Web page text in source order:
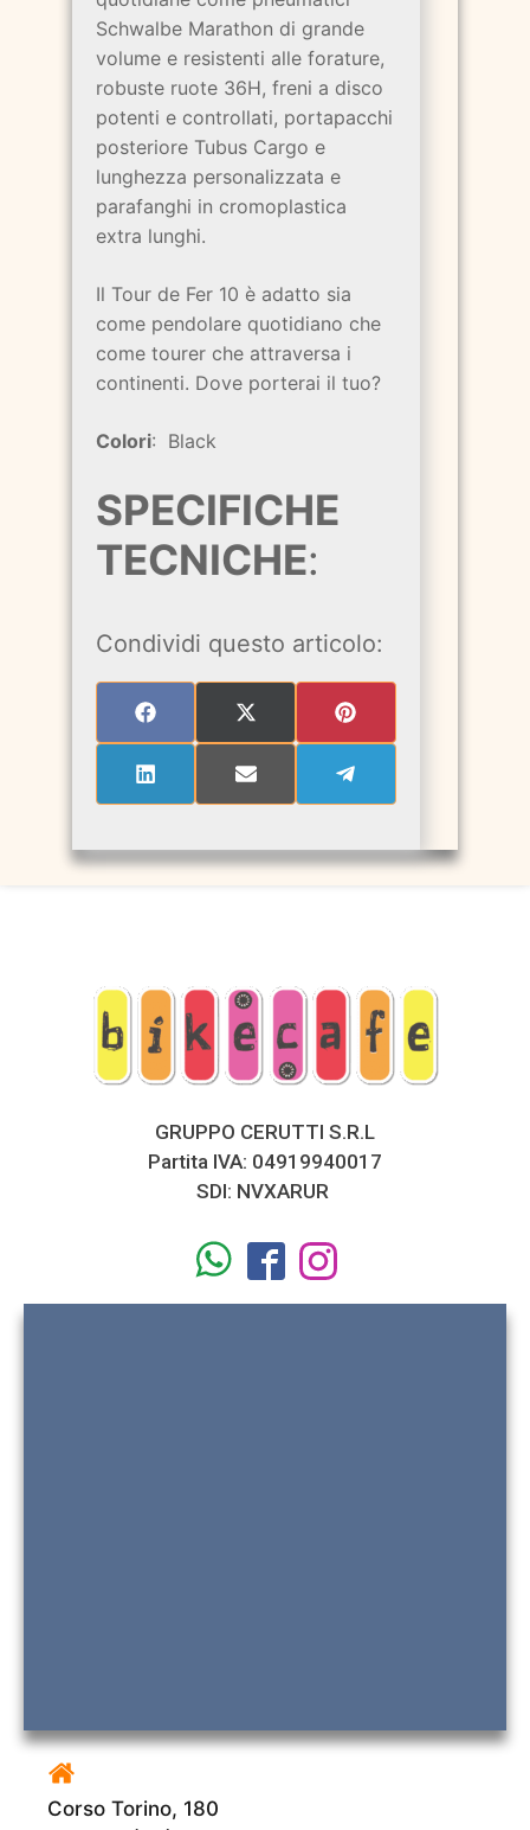
Schwalbe Marathon di grande
volume e resistenti alle forature,
robuste ruote 36H, freni a disco
potenti e controllati, portapacchi
posteriore Tubus Cargo e
lunghezza personalizzata e
parafanghi in cromoplastica
extra lunghi.
Il Tour de Fer 10 è adatto sia
come pendolare quotidiano che
come tourer che attraversa i
continenti. Dove porterai il tuo?
Colori: Black
SPECIFICHE
TECNICHE:
Condividi questo articolo:
SHARE
FACEBOOK
SHARE
(TWITTER)
SHARE
PINTEREST
SHARE
SHARE
SHARE
GRUPPO CERUTTI S.R.L
Partita IVA: 04919940017
SDI: NVXARUR
Corso Torino, 180